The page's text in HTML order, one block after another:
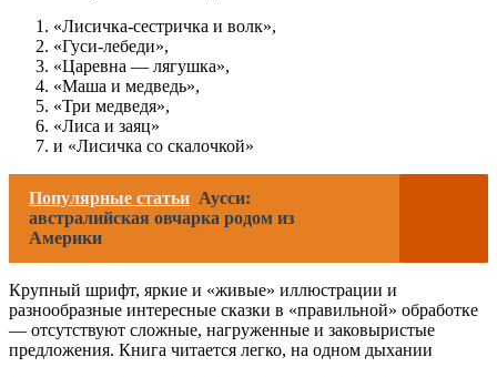
«Лисичка-сестричка и волк»,
«Гуси-лебеди»,
«Царевна — лягушка»,
«Маша и медведь»,
«Три медведя»,
«Лиса и заяц»
и «Лисичка со скалочкой»
Популярные статьи Аусси:
австралийская овчарка родом из
Америки
Крупный шрифт, яркие и «живые» иллюстрации и
разнообразные интересные сказки в «правильной» обработке
— отсутствуют сложные, нагруженные и заковыристые
предложения. Книга читается легко, на одном дыхании